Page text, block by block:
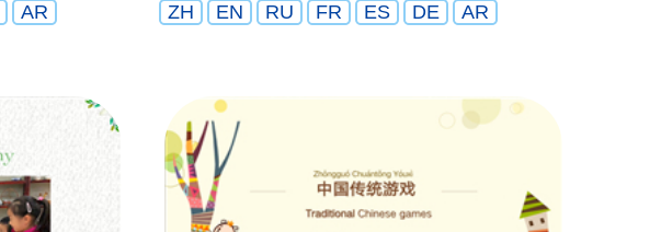
AR ZH EN RU FR ES DE AR